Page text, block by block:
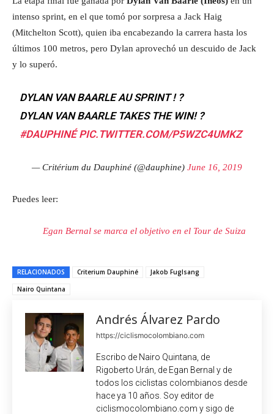
intenso sprint, en el que tomó por sorpresa a Jack Haig
(Mitchelton Scott), quien iba encabezando la carrera hasta los
últimos 100 metros, pero Dylan aprovechó un descuido de Jack
y lo superó.
DYLAN VAN BAARLE AU SPRINT ! ?
DYLAN VAN BAARLE TAKES THE WIN! ?
#DAUPHINÉ PIC.TWITTER.COM/P5WZC4UMKZ
— Critérium du Dauphiné (@dauphine) June 16, 2019
Puedes leer:
Egan Bernal se marca el objetivo en el Tour de Suiza
RELACIONADOS Criterium Dauphiné
Jakob Fuglsang
Nairo Quintana
Andrés Álvarez Pardo
https://ciclismocolombiano.com
Escribo de Nairo Quintana, de
Rigoberto Urán, de Egan Bernal y de
todos los ciclistas colombianos desde
hace ya 10 años. Soy editor de
ciclismocolombiano.com y sigo de